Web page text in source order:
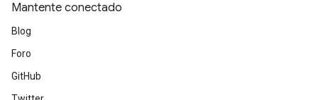
Mantente conectado
Blog
Foro
GitHub